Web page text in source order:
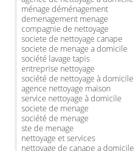
ménage déménagement
demenagement menage
compagnie de nettoyage
societe de nettoyage canape
societe de menage a domicile
société lavage tapis
entreprise nettoyage
société de nettoyage à domicile
agence nettoyage maison
service nettoyage à domicile
societe de menage
société de menage
ste de menage
nettoyage et services
nettoyage de canape a domicile